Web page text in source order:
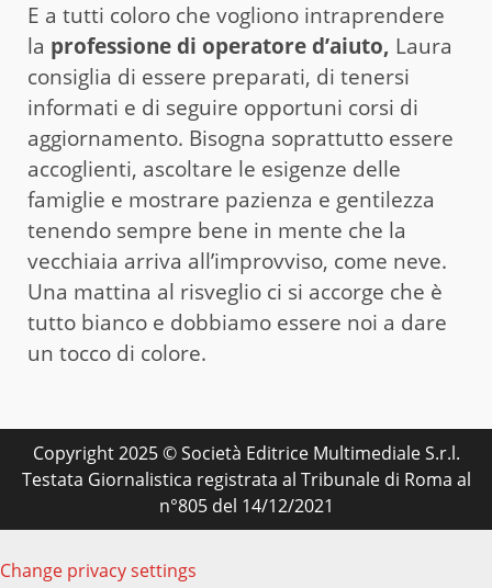
E a tutti coloro che vogliono intraprendere
la professione di operatore d’aiuto, Laura
consiglia di essere preparati, di tenersi
informati e di seguire opportuni corsi di
aggiornamento. Bisogna soprattutto essere
accoglienti, ascoltare le esigenze delle
famiglie e mostrare pazienza e gentilezza
tenendo sempre bene in mente che la
vecchiaia arriva all’improvviso, come neve.
Una mattina al risveglio ci si accorge che è
tutto bianco e dobbiamo essere noi a dare
un tocco di colore.
Copyright 2025 © Società Editrice Multimediale S.r.l.
Testata Giornalistica registrata al Tribunale di Roma al
n°805 del 14/12/2021
Change privacy settings